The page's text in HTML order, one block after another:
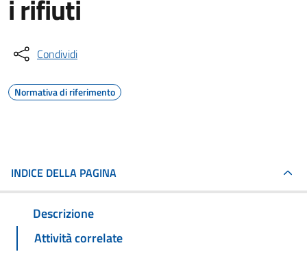
i rifiuti
Condividi
Normativa di riferimento
INDICE DELLA PAGINA
Descrizione
Attività correlate